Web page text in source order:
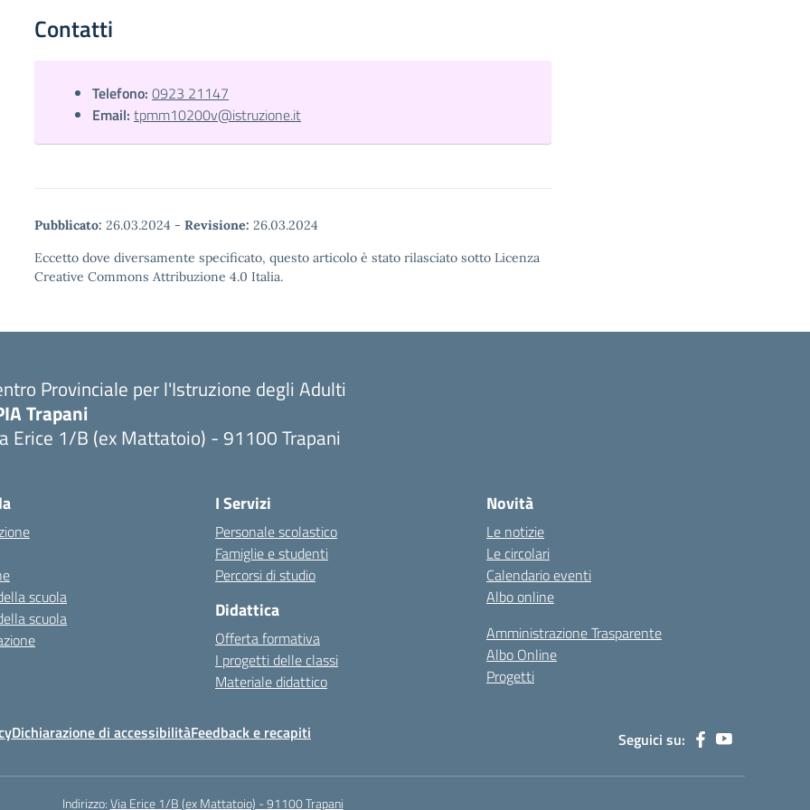
Contatti
Telefono: 0923 21147
Email: tpmm10200v@istruzione.it
Pubblicato: 26.03.2024 - Revisione: 26.03.2024
Eccetto dove diversamente specificato, questo articolo è stato rilasciato sotto Licenza
Creative Commons Attribuzione 4.0 Italia.
Provinciale per l'Istruzione degli Adulti
Trapani
Erice 1/B (ex Mattatoio) - 91100 Trapani
scuola
scuola
I Servizi
Personale scolastico
Famiglie e studenti
Percorsi di studio
Didattica
Offerta formativa
I progetti delle classi
Materiale didattico
Novità
Le notizie
Le circolari
Calendario eventi
Albo online
Amministrazione Trasparente
Albo Online
Progetti
Dichiarazione di accessibilitàFeedback e recapiti Seguici su:
Indirizzo:Via Erice 1/B (ex Mattatoio) - 91100 Trapani